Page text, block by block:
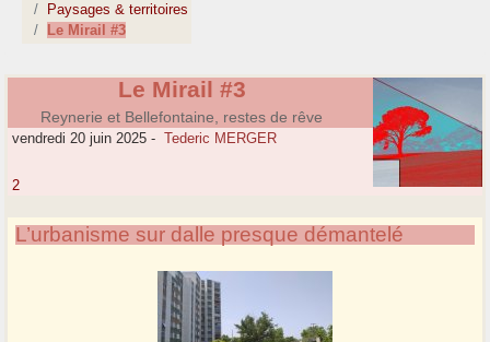
Paysages & territoires
Le Mirail #3
Le Mirail #3
Reynerie et Bellefontaine, restes de rêve
vendredi 20 juin 2025 - Tederic MERGER
2
L’urbanisme sur dalle presque démantelé